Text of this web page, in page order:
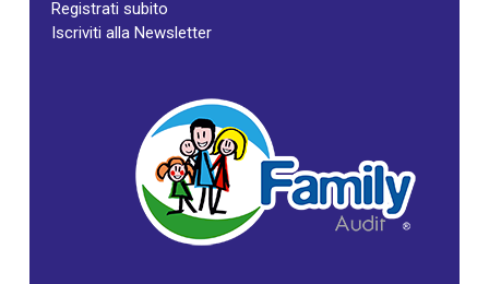
Registrati subito
Iscriviti alla Newsletter